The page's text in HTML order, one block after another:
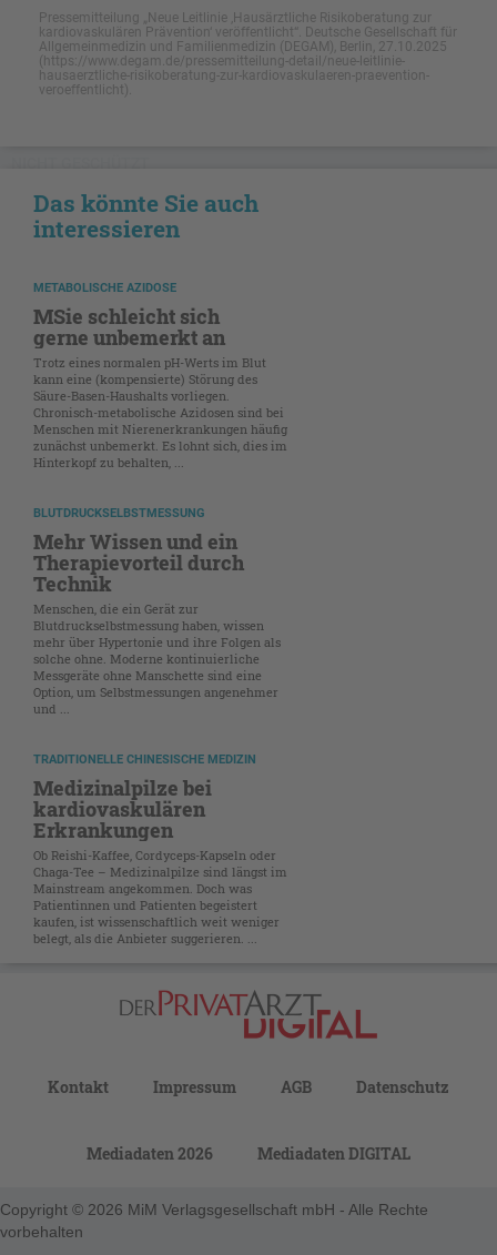
Pressemitteilung „Neue Leitlinie ‚Hausärztliche Risikoberatung zur
kardiovaskulären Prävention‘ veröffentlicht“. Deutsche Gesellschaft für
Allgemeinmedizin und Familienmedizin (DEGAM), Berlin, 27.10.2025
(https://www.degam.de/pressemitteilung-detail/neue-leitlinie-
hausaerztliche-risikoberatung-zur-kardiovaskulaeren-praevention-
veroeffentlicht).
Das könnte Sie auch
interessieren
METABOLISCHE AZIDOSE
MSie schleicht sich
gerne unbemerkt an
Trotz eines normalen pH-Werts im Blut
kann eine (kompensierte) Störung des
Säure-Basen-Haushalts vorliegen.
Chronisch-metabolische Azidosen sind bei
Menschen mit Nierenerkrankungen häufig
zunächst unbemerkt. Es lohnt sich, dies im
Hinterkopf zu behalten, ...
BLUTDRUCKSELBSTMESSUNG
Mehr Wissen und ein
Therapievorteil durch
Technik
Menschen, die ein Gerät zur
Blutdruckselbstmessung haben, wissen
mehr über Hypertonie und ihre Folgen als
solche ohne. Moderne kontinuierliche
Messgeräte ohne Manschette sind eine
Option, um Selbstmessungen angenehmer
und ...
TRADITIONELLE CHINESISCHE MEDIZIN
Medizinalpilze bei
kardiovaskulären
Erkrankungen
Ob Reishi-Kaffee, Cordyceps-Kapseln oder
Chaga-Tee – Medizinalpilze sind längst im
Mainstream angekommen. Doch was
Patientinnen und Patienten begeistert
kaufen, ist wissenschaftlich weit weniger
belegt, als die Anbieter suggerieren. ...
Kontakt Impressum AGB Datenschutz
Mediadaten 2026 Mediadaten DIGITAL
Copyright © 2026 MiM Verlagsgesellschaft mbH - Alle Rechte
vorbehalten